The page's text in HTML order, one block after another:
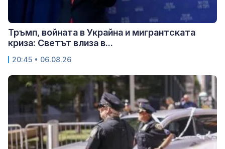
Тръмп, войната в Украйна и мигрантската
криза: Светът влиза в...
20:45 • 06.08.26